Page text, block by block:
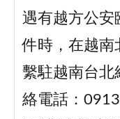
遇有越方公安
件時，在越南
繫駐越南台北
絡電話：